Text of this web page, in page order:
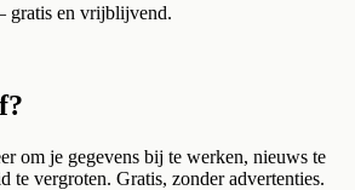
gratis en vrijblijvend.
om je gegevens bij te werken, nieuws te
te vergroten. Gratis, zonder advertenties.